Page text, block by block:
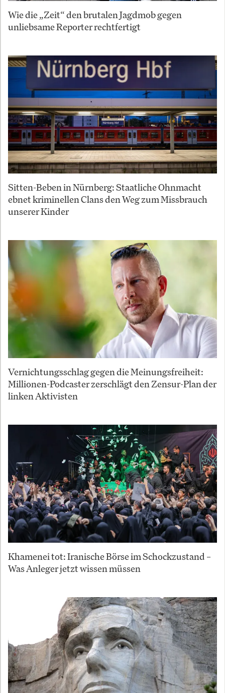
Wie die „Zeit“ den brutalen Jagdmob gegen
unliebsame Reporter rechtfertigt
Sitten-Beben in Nürnberg: Staatliche Ohnmacht
ebnet kriminellen Clans den Weg zum Missbrauch
unserer Kinder
Vernichtungsschlag gegen die Meinungsfreiheit:
Millionen-Podcaster zerschlägt den Zensur-Plan der
linken Aktivisten
Khamenei tot: Iranische Börse im Schockzustand –
Was Anleger jetzt wissen müssen